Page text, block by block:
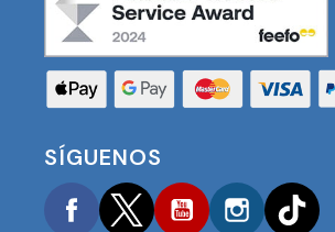
SÍGUENOS
FacebookTwitterYouTubeInstagram